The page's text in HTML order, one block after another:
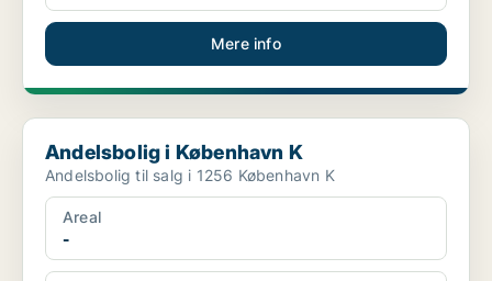
Mere info
Andelsbolig i København K
Andelsbolig i København K
Andelsbolig til salg i 1256 København K
Areal
-